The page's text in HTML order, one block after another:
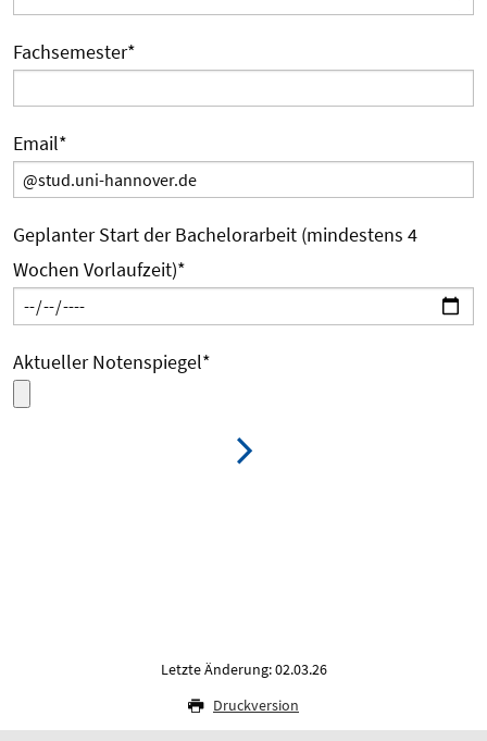
Fachsemester*
Email*
Geplanter Start der Bachelorarbeit (mindestens 4
Wochen Vorlaufzeit)*
Aktueller Notenspiegel*
Letzte Änderung: 02.03.26
Druckversion